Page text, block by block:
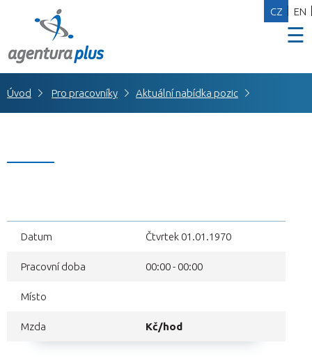
☰
CZ EN
Úvod Pro pracovníky Aktuální nabídka pozic
Datum Čtvrtek 01.01.1970
Pracovní doba 00:00 - 00:00
Místo
Mzda Kč/hod